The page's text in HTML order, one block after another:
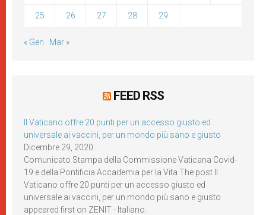
25 26 27 28 29
« Gen Mar »
FEED RSS
Il Vaticano offre 20 punti per un accesso giusto ed
universale ai vaccini, per un mondo più sano e giusto
Dicembre 29, 2020
Comunicato Stampa della Commissione Vaticana Covid-
19 e della Pontificia Accademia per la Vita The post Il
Vaticano offre 20 punti per un accesso giusto ed
universale ai vaccini, per un mondo più sano e giusto
appeared first on ZENIT - Italiano.